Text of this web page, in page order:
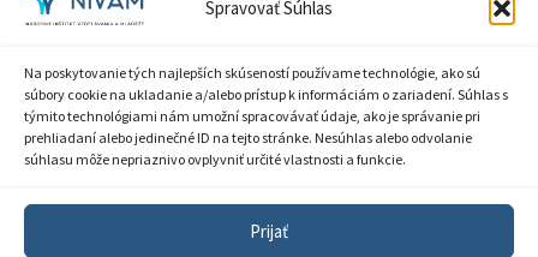
Spravovať Súhlas
Na poskytovanie tých najlepších skúseností používame technológie, ako sú
súbory cookie na ukladanie a/alebo prístup k informáciám o zariadení. Súhlas s
týmito technológiami nám umožní spracovávať údaje, ako je správanie pri
prehliadaní alebo jedinečné ID na tejto stránke. Nesúhlas alebo odvolanie
súhlasu môže nepriaznivo ovplyvniť určité vlastnosti a funkcie.
Prijať
DIČ: 2020798714
Zásady ochrany súkromia
Sprístupnenie informácií